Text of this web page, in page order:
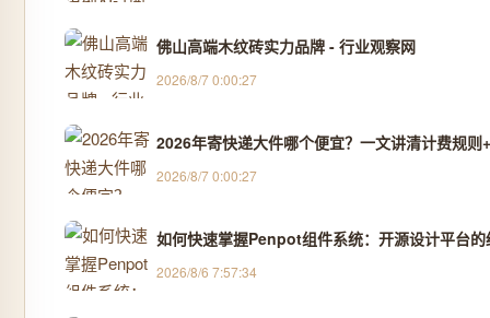
佛山高端木纹砖实力品牌 - 行业观察网
2026/8/7 0:00:27
2026年寄快递大件哪个便宜？一文讲清计费规则
2026/8/7 0:00:27
如何快速掌握Penpot组件系统：开源设计平台的
2026/8/6 7:57:34